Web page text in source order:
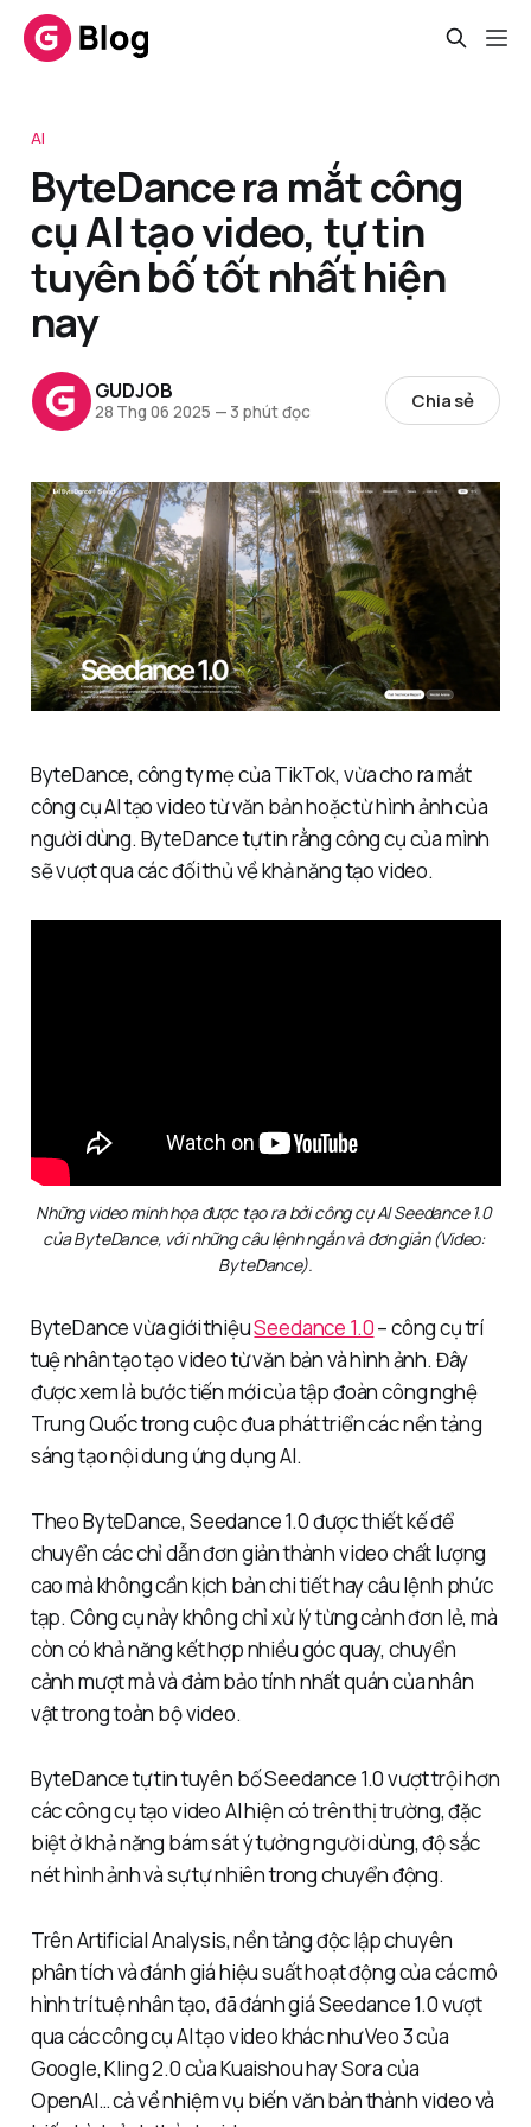
AI
ByteDance ra mắt công
cụ AI tạo video, tự tin
tuyên bố tốt nhất hiện
nay
GUDJOB
28 Thg 06 2025 — 3 phút đọc Chia sẻ
ByteDance, công ty mẹ của TikTok, vừa cho ra mắt
công cụ AI tạo video từ văn bản hoặc từ hình ảnh của
người dùng. ByteDance tự tin rằng công cụ của mình
sẽ vượt qua các đối thủ về khả năng tạo video.
Những video minh họa được tạo ra bởi công cụ AI Seedance 1.0
của ByteDance, với những câu lệnh ngắn và đơn giản (Video:
ByteDance).
ByteDance vừa giới thiệuSeedance 1.0– công cụ trí
tuệ nhân tạo tạo video từ văn bản và hình ảnh. Đây
được xem là bước tiến mới của tập đoàn công nghệ
Trung Quốc trong cuộc đua phát triển các nền tảng
sáng tạo nội dung ứng dụng AI.
Theo ByteDance, Seedance 1.0 được thiết kế để
chuyển các chỉ dẫn đơn giản thành video chất lượng
cao mà không cần kịch bản chi tiết hay câu lệnh phức
tạp. Công cụ này không chỉ xử lý từng cảnh đơn lẻ, mà
còn có khả năng kết hợp nhiều góc quay, chuyển
cảnh mượt mà và đảm bảo tính nhất quán của nhân
vật trong toàn bộ video.
ByteDance tự tin tuyên bố Seedance 1.0 vượt trội hơn
các công cụ tạo video AI hiện có trên thị trường, đặc
biệt ở khả năng bám sát ý tưởng người dùng, độ sắc
nét hình ảnh và sự tự nhiên trong chuyển động.
Trên Artificial Analysis, nền tảng độc lập chuyên
phân tích và đánh giá hiệu suất hoạt động của các mô
hình trí tuệ nhân tạo, đã đánh giá Seedance 1.0 vượt
qua các công cụ AI tạo video khác như Veo 3 của
Google, Kling 2.0 của Kuaishou hay Sora của
OpenAI… cả về nhiệm vụ biến văn bản thành video và